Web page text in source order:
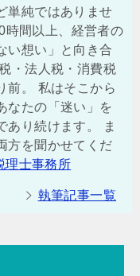
単純ではありませ
時間以上、経営者の
い想い」と向き合
・法人税・消費税
前。 私はそこから
なたの「迷い」を
あり続けます。 ま
方を聞かせてくだ
理士事務所
執筆記事一覧